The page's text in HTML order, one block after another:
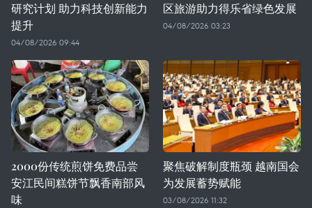
研究计划 助力科技创新能力
提升
04/08/2026 09:44
区旅游助力得乐省绿色发展
04/08/2026 03:23
2000份传统煎饼免费品尝
安江民间糕饼节飘香南部风
味
聚焦破解制度瓶颈 越南国会
为发展蓄势赋能
03/08/2026 11:32